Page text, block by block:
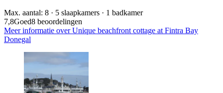
Max. aantal: 8 · 5 slaapkamers · 1 badkamer
7,8Goed8 beoordelingen
Meer informatie over Unique beachfront cottage at Fintra Bay
Donegal